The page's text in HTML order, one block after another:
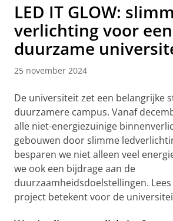
LED IT GLOW:
verlichting voor een
duurzame
25 november 2024
De universiteit zet een belangrijke
duurzamere campus. Vanaf
alle niet-energiezuinige
gebouwen door slimme
besparen we niet alleen veel
we ook een bijdrage aan de
duurzaamheidsdoelstellingen.
project betekent voor de